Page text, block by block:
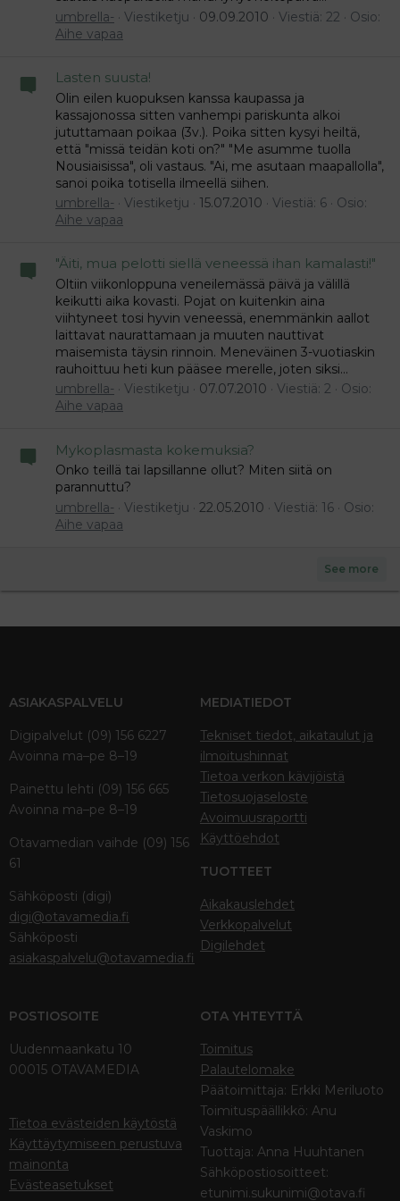
umbrella-
Viestiketju 09.09.2010 Viestiä: 22
Osio:
Aihe vapaa
Lasten suusta!
Olin eilen kuopuksen kanssa kaupassa ja
kassajonossa sitten vanhempi pariskunta alkoi
jututtamaan poikaa (3v.). Poika sitten kysyi heiltä,
että "missä teidän koti on?" "Me asumme tuolla
Nousiaisissa", oli vastaus. "Ai, me asutaan maapallolla",
sanoi poika totisella ilmeellä siihen.
umbrella-
Viestiketju 15.07.2010 Viestiä: 6
Osio:
Aihe vapaa
"Äiti, mua pelotti siellä veneessä ihan kamalasti!"
Oltiin viikonloppuna veneilemässä päivä ja välillä
keikutti aika kovasti. Pojat on kuitenkin aina
viihtyneet tosi hyvin veneessä, enemmänkin aallot
laittavat naurattamaan ja muuten nauttivat
maisemista täysin rinnoin. Meneväinen 3-vuotiaskin
rauhoittuu heti kun pääsee merelle, joten siksi...
umbrella-
Viestiketju 07.07.2010 Viestiä: 2
Osio:
Aihe vapaa
Mykoplasmasta kokemuksia?
Onko teillä tai lapsillanne ollut? Miten siitä on
parannuttu?
umbrella-
Viestiketju 22.05.2010 Viestiä: 16
Osio:
Aihe vapaa
See more
ASIAKASPALVELU
Digipalvelut (09) 156 6227
Avoinna ma–pe 8–19
Painettu lehti (09) 156 665
Avoinna ma–pe 8–19
Otavamedian vaihde (09) 156
61
Sähköposti (digi)
digi@otavamedia.fi
Sähköposti
asiakaspalvelu@otavamedia.fi
MEDIATIEDOT
Tekniset tiedot, aikataulut ja
ilmoitushinnat
Tietoa verkon kävijöistä
Tietosuojaseloste
Avoimuusraportti
Käyttöehdot
TUOTTEET
Aikakauslehdet
Verkkopalvelut
Digilehdet
POSTIOSOITE
Uudenmaankatu 10
00015 OTAVAMEDIA
Tietoa evästeiden käytöstä
Käyttäytymiseen perustuva
mainonta
Evästeasetukset
OTA YHTEYTTÄ
Toimitus
Palautelomake
Päätoimittaja: Erkki Meriluoto
Toimituspäällikkö: Anu
Vaskimo
Tuottaja: Anna Huuhtanen
Sähköpostiosoitteet:
etunimi.sukunimi@otava.fi